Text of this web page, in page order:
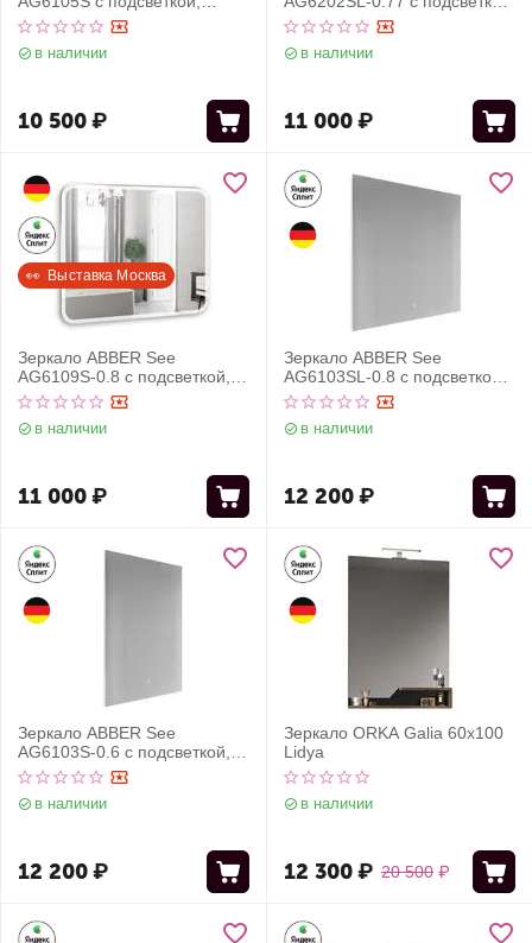
сенсорный выключатель,
диммер
в наличии
10 500₽
сенсорный выключатель,
диммер
в наличии
11 000₽
👀  Выставка Москва
Зеркало ABBER See
AG6109S-0.8 с подсветкой,
сенсорный выключатель,
диммер
в наличии
11 000₽
Зеркало ABBER See
AG6103SL-0.8 с подсветкой,
сенсорный выключатель,
диммер
в наличии
12 200₽
Зеркало ABBER See
AG6103S-0.6 с подсветкой,
сенсорный выключатель,
диммер
в наличии
12 200₽
Зеркало ORKA Galia 60x100
Lidya
в наличии
20 500 ₽
12 300₽